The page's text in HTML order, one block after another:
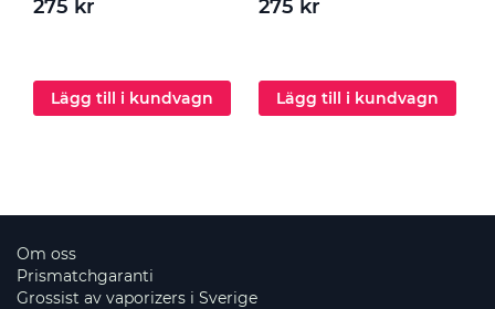
275 kr
Lägg till i kundvagn
275 kr
Lägg till i kundvagn
Om oss
Prismatchgaranti
Grossist av vaporizers i Sverige